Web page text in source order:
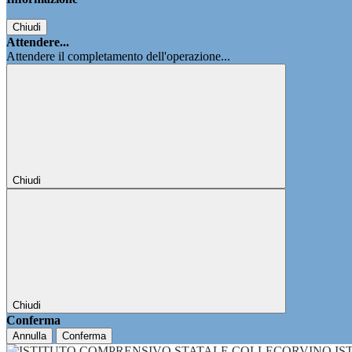
Chiudi
Attendere...
Attendere il completamento dell'operazione...
Chiudi
Chiudi
Conferma
Annulla Conferma